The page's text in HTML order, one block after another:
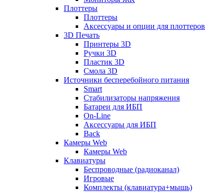
Плоттеры
Плоттеры
Аксессуары и опции для плоттеров
3D Печать
Принтеры 3D
Ручки 3D
Пластик 3D
Смола 3D
Источники бесперебойного питания
Smart
Стабилизаторы напряжения
Батареи для ИБП
On-Line
Аксессуары для ИБП
Back
Камеры Web
Камеры Web
Клавиатуры
Беспроводные (радиоканал)
Игровые
Комплекты (клавиатура+мышь)